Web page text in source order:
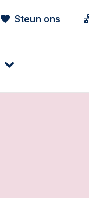
Steun ons